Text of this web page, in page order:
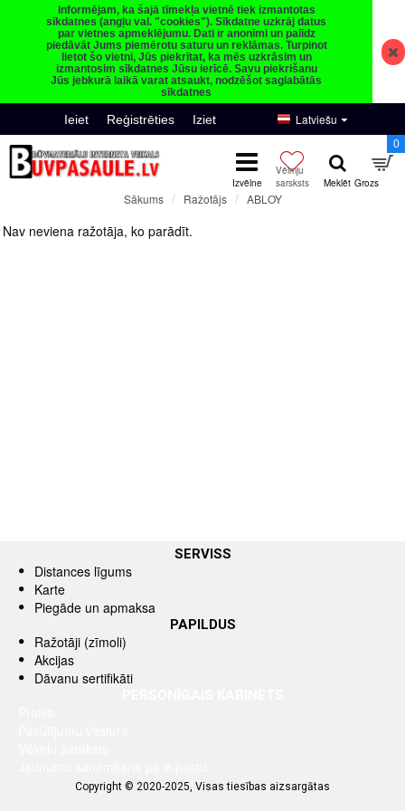
Informējam, ka šajā tīmekļa vietnē tiek izmantotas
sīkdatnes (angļu val. "cookies"). Sīkdatne uzkrāj datus
par vietnes apmeklējumu. Dati ir anonīmi un palīdz
piedāvāt Jums piemērotu saturu un reklāmas. Turpinot
lietot šo vietni, Jūs piekrītat, ka mēs uzkrāsim un
izmantosim sīkdatnes Jūsu ierīcē. Savu piekrišanu
Jūs jebkurā laikā varat atsaukt, nodzēšot saglabātās
sīkdatnes
Ieiet Reģistrēties Iziet Latviešu
0
Sākums Ražotājs ABLOY
Nav neviena ražotāja, ko parādīt.
SERVISS
Distances līgums
Karte
Piegāde un apmaksa
PAPILDUS
Ražotāji (zīmoli)
Akcijas
Dāvanu sertifikāti
Copyright © 2020-2025, Visas tiesības aizsargātas